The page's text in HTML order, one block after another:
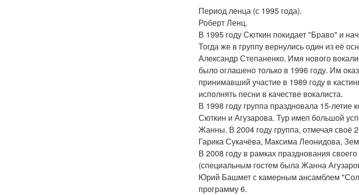
Период ленца (с 1995 года).
Роберт Ленц.
В 1995 году Сюткин покидает "Браво" и
Тогда же в группу вернулись один из её
Александр Степаненко. Имя нового
было оглашено только в 1996 году. Им
принимавший участие в 1989 году в
исполнять песни в качестве вокалиста.
В 1998 году группа праздновала 15-
Сюткин и Агузарова. Тур имел большой
Жанны. В 2004 году группа, отмечая своё
Гарика Сукачёва, Максима Леонидова,
В 2008 году в рамках празднования
(специальным гостем была Жанна
Юрий Башмет с камерным ансамблем
программу 6.